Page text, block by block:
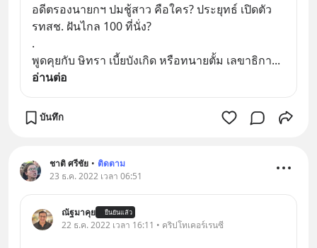
อดีตรองนายกฯ ปมชู้สาว คือใคร? ประยุทธ์ เปิดตัว
รทสช. ฝันไกล 100 ที่นั่ง?
.
พูดคุยกับ ษิทรา เบี้ยบังเกิด หรือทนายตั้ม เลขาธิกา
อ่านต่อ
บันทึก
ชาติ ศรีชัย • ติดตาม
23 ธ.ค. 2022 เวลา 06:51
ณัฐมาคุย ยืนยันแล้ว
22 ธ.ค. 2022 เวลา 16:11 • คริปโทเคอร์เรนซี